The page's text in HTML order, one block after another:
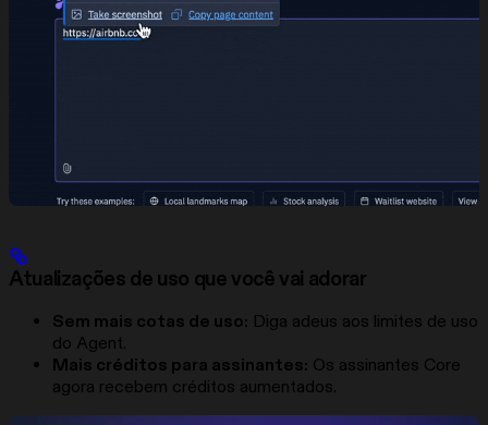
Atualizações de uso que você vai adorar
Sem mais cotas de uso: Diga adeus aos limites de uso
do Agent.
Mais créditos para assinantes: Os assinantes Core
agora recebem créditos aumentados.